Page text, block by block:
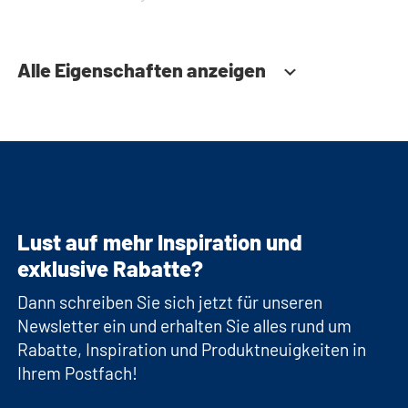
Alle Eigenschaften anzeigen
Lust auf mehr Inspiration und
exklusive Rabatte?
Dann schreiben Sie sich jetzt für unseren
Newsletter ein und erhalten Sie alles rund um
Rabatte, Inspiration und Produktneuigkeiten in
Ihrem Postfach!